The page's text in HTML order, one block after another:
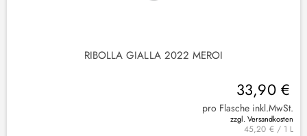
RIBOLLA GIALLA 2022 MEROI
33,90 €
pro Flasche inkl.MwSt.
zzgl. Versandkosten
45,20 € / 1 L